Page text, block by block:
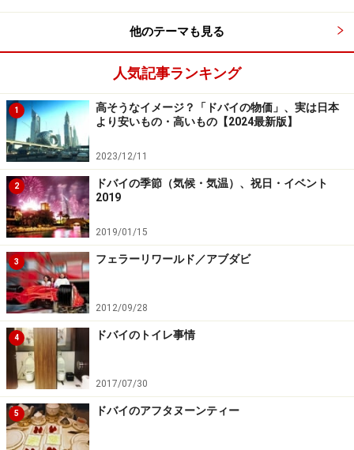
ドバイのトイレットペーパー事情
デザインが斬新な最新式のトイレットペーパーフォルダー
ドバイのトイレには、殆どの場合衛生的なトイレットペ
ーパーが備わっています。しかしながら、デザートサフ
ァリ等で利用する、砂漠に設置された簡易トイレ等、多
くの観光客が連続でトイレを使いトイレットペーパーが
無くなるかもしれないようなアクティビティーに参加す
る際にはポケットティッシュを持参しておくと安心で
す。万が一ホテルやショッピングモールなどで、トイレ
ットペーパーが無かったり、フォルダーが壊れていて清
掃係もいないなどという珍しい状況に置かれた場合に
は、ドバイ旅行の記念にビデを使ってみてはいかがでし
ょうか。
他のテーマも見る
人気記事ランキング
1
高そうなイメージ？「ドバイの物価」、実は日本
より安いもの・高いもの【2024最新版】
2023/12/11
2
ドバイの季節（気候・気温）、祝日・イベント
2019
2019/01/15
3 フェラーリワールド／アブダビ
2012/09/28
4 ドバイのトイレ事情
2017/07/30
5 ドバイのアフタヌーンティー